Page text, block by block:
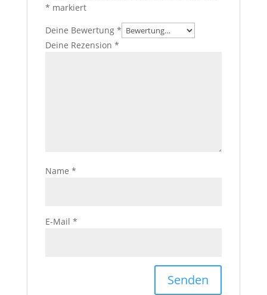
* markiert
Deine Bewertung *
Deine Rezension *
Name *
E-Mail *